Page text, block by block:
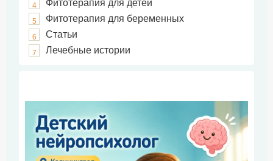
4 Фитотерапия для детей
5 Фитотерапия для беременных
6 Статьи
7 Лечебные истории